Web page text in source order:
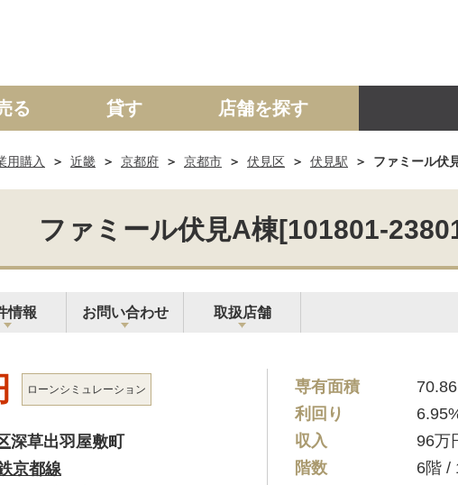
一戸建て マンション 土地 事業投資用
る 貸す 店舗を探す
用購入 近畿 京都府 京都市 伏見区 伏見駅 ファミール伏
ファミール伏見A棟[101801-
情報 お問い合わせ 取扱店舗
ローンシミュレーション
深草出羽屋敷町
京都線
専有面積
利回り
収入
96万
階数
6階 /